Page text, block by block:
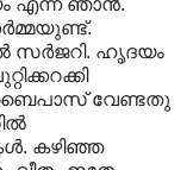
സർജറി. ഹൃദയം
വേണ്ടതു
കഴിഞ്ഞ